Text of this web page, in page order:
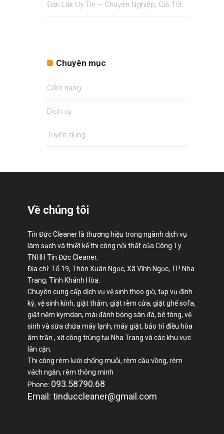
Đắk Lắk Uy Tín – Chuyên Nghiệp, Giá Tốt
Chuyên mục
Cẩm nang
Dịch vụ
Tuyển dụng
Về chúng tôi
Tín Đức Cleaner là thương hiệu trong ngành dịch vụ
làm sạch và thiết kế thi công nội thất của Công Ty
TNHH Tín Đức Cleaner.
Địa chỉ: Tổ 19, Thôn Xuân Ngọc, Xã Vĩnh Ngọc, TP Nha
Trang, Tỉnh Khánh Hòa.
Chuyên cung cấp dịch vụ vệ sinh theo giờ, tạp vụ định
kỳ, vệ sinh kính, giặt thảm, giặt rèm cửa, giặt ghế sofa,
giặt nệm kymdan, mài đánh bóng sàn đá, bê tông, vệ
sinh và sữa chữa máy lạnh, máy giặt, bảo trì điều hòa
âm trần , xịt công trùng tại Nha Trang và các khu vực
lân cận.
Thi công rèm lưới chống muỗi, rèm cầu vồng, rèm
vách ngăn, rèm thông minh
Phone: 093.58790.68
Email: tinduccleaner@gmail.com